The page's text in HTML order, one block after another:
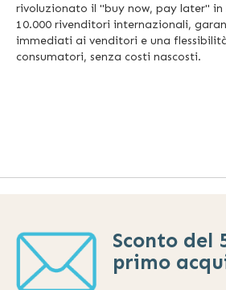
rivoluzionato il "buy now, pay later" in
10.000 rivenditori internazionali,
immediati ai venditori e una
consumatori, senza costi nascosti.
Sconto del
primo